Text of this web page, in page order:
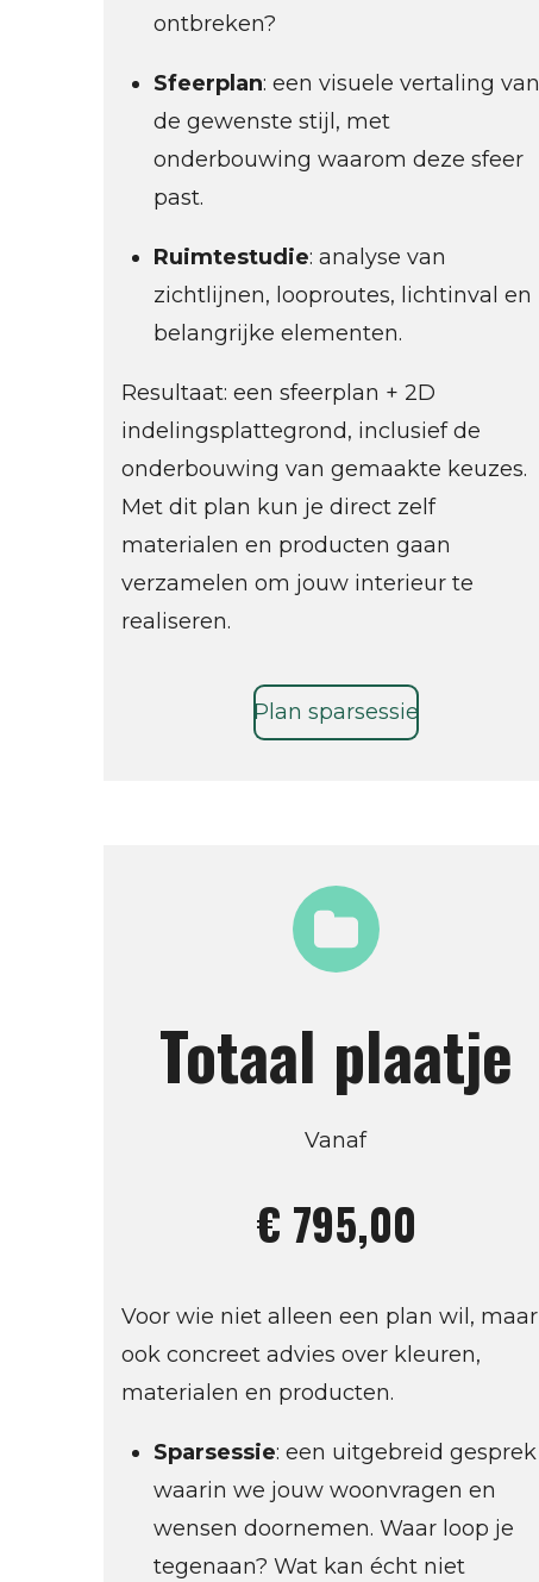
ontbreken?
Sfeerplan: een visuele vertaling van
de gewenste stijl, met
onderbouwing waarom deze sfeer
past.
Ruimtestudie: analyse van
zichtlijnen, looproutes, lichtinval en
belangrijke elementen.
Resultaat: een sfeerplan + 2D
indelingsplattegrond, inclusief de
onderbouwing van gemaakte keuzes.
Met dit plan kun je direct zelf
materialen en producten gaan
verzamelen om jouw interieur te
realiseren.
Plan sparsessie
Totaal plaatje
Vanaf
€ 795,00
Voor wie niet alleen een plan wil, maar
ook concreet advies over kleuren,
materialen en producten.
Sparsessie: een uitgebreid gesprek
waarin we jouw woonvragen en
wensen doornemen. Waar loop je
tegenaan? Wat kan écht niet